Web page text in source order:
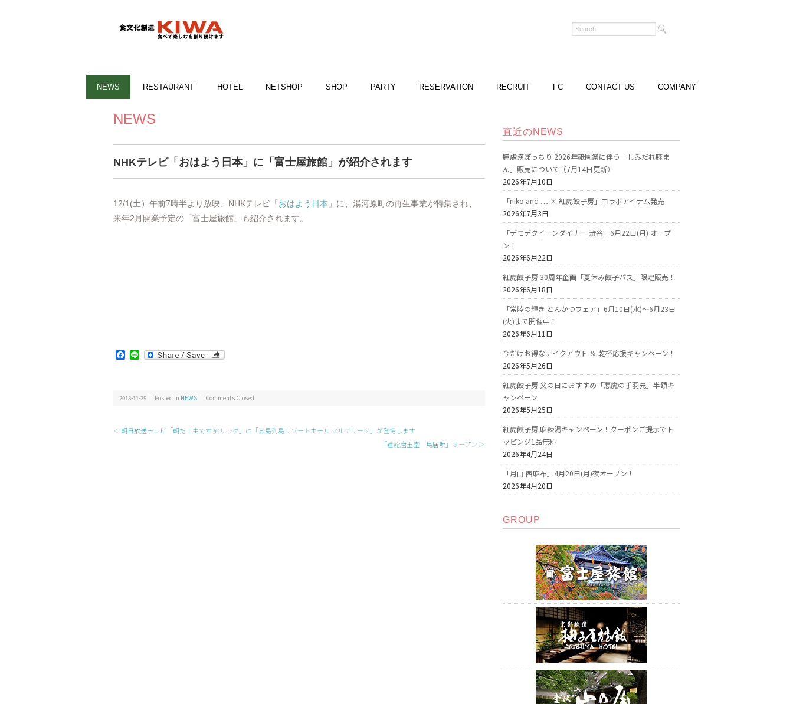
NEWS RESTAURANT HOTEL NETSHOP SHOP PARTY RESERVATION RECRUIT FC CONTACT US COMPANY
NEWS
NHKテレビ「おはよう日本」に「富士屋旅館」が紹介されます
12/1(土）午前7時半より放映、NHKテレビ「 おはよう日本 」に、湯河原町の再生事業が特集され、
来年2月開業予定の「富士屋旅館」も紹介されます。
Facebook
Line
2018-11-29 ｜ Posted in NEWS Comments Closed
＜ 朝日放送テレビ「朝だ！生です 旅サラダ」に「五島列島リゾートホテル マルゲリータ」が登場します
「蒼龍唐玉堂 鳥居坂」オープン ＞
直近のNEWS
膳處漢ぽっちり 2026年祇園祭に伴う「しみだれ豚ま
ん」販売について（7月14日更新）
2026年7月10日
「niko and … × 紅虎餃子房」コラボアイテム発売
2026年7月3日
「デモデクイーンダイナー 渋谷」6月22日(月) オープ
ン！
2026年6月22日
紅虎餃子房 30周年企画「夏休み餃子パス」限定販売！
2026年6月18日
「常陸の輝き とんかつフェア」6月10日(水)～6月23日
(火)まで開催中！
2026年6月11日
今だけお得なテイクアウト ＆ 乾杯応援キャンペーン！
2026年5月26日
紅虎餃子房 父の日におすすめ「悪魔の手羽先」半額キ
ャンペーン
2026年5月25日
紅虎餃子房 麻辣湯キャンペーン！クーポンご提示でト
ッピング1品無料
2026年4月24日
「月山 西麻布」4月20日(月)夜オープン！
2026年4月20日
GROUP